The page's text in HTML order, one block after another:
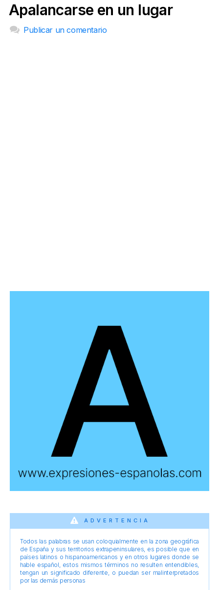
Apalancarse en un lugar
Publicar un comentario
ADVERTENCIA
Todos las palabras se usan coloquialmente en la zona geográfica
de España y sus territorios extrapeninsulares, es posible que en
países latinos o hispanoamericanos y en otros lugares donde se
hable español, estos mismos términos no resulten entendibles,
tengan un significado diferente, o puedan ser malinterpretados
por las demás personas